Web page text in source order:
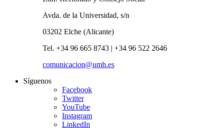
Avda. de la Universidad, s/n
03202 Elche (Alicante)
Tel. +34 96 665 8743 | +34 96 522 2646
comunicacion@umh.es
Síguenos
Facebook
Twitter
YouTube
Instagram
LinkedIn